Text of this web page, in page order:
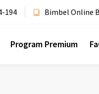
194 Bimbel Online
Program Premium